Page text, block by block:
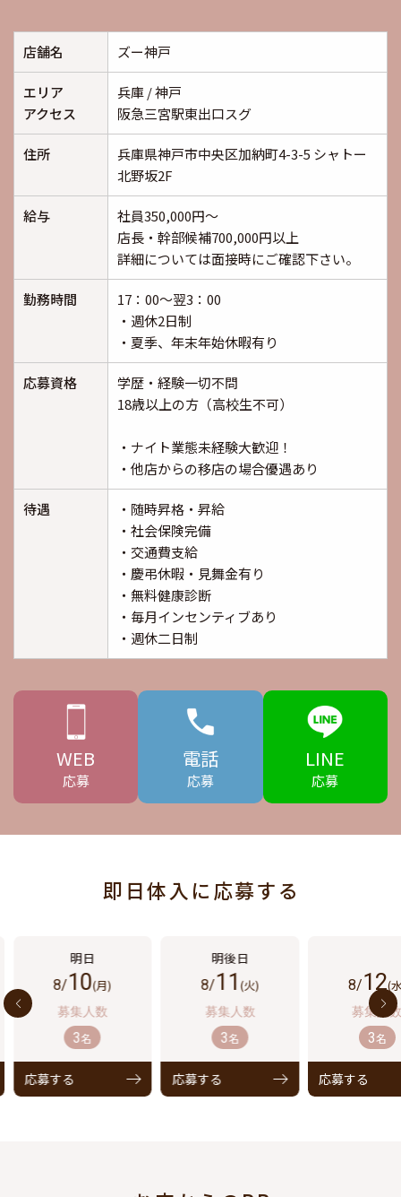
店舗名 ズー神戸
エリア
アクセス
兵庫 / 神戸
阪急三宮駅東出口スグ
住所
兵庫県神戸市中央区加納町4-3-5 シャトー
北野坂2F
給与
社員350,000円～
店長・幹部候補700,000円以上
詳細については面接時にご確認下さい。
勤務時間
17：00～翌3：00
・週休2日制
・夏季、年末年始休暇有り
応募資格
学歴・経験一切不問
18歳以上の方（高校生不可）
・ナイト業態未経験大歓迎！
・他店からの移店の場合優遇あり
待遇
・随時昇格・昇給
・社会保険完備
・交通費支給
・慶弔休暇・見舞金有り
・無料健康診断
・毎月インセンティブあり
・週休二日制
WEB
応募
電話
応募
LINE
応募
即日体入に応募する
8/10(月)
3名
応募する
8/11 (火)
3名
応募する
8/12(
3名
応募する